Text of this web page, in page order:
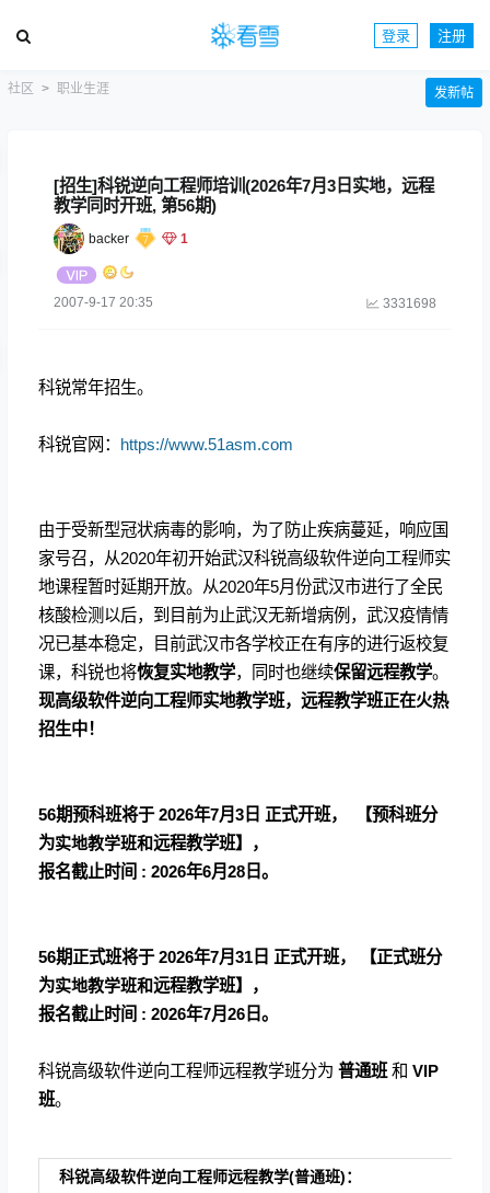
登录 注册
社区 职业生涯 发新帖
[招生]科锐逆向工程师培训(2026年7月3日实地，远程
教学同时开班, 第56期)
backer 1
2007-9-17 20:35 3331698
科锐常年招生。
科锐官网： https://www.51asm.com
由于受新型冠状病毒的影响，为了防止疾病蔓延，响应国
家号召，从2020年初开始武汉科锐高级软件逆向工程师实
地课程暂时延期开放。从2020年5月份武汉市进行了全民
核酸检测以后，到目前为止武汉无新增病例，武汉疫情情
况已基本稳定，目前武汉市各学校正在有序的进行返校复
课，科锐也将恢复实地教学，同时也继续保留远程教学。
现高级软件逆向工程师实地教学班，远程教学班正在火热
招生中！
56期预科班将于2026年7月3日 正式开班， 【预科班分
为实地教学班和远程教学班】，
报名截止时间 : 2026年6月28日。
56期正式班将于2026年7月31日 正式开班， 【正式班分
为实地教学班和远程教学班】，
报名截止时间 : 2026年7月26日。
科锐高级软件逆向工程师远程教学班分为 普通班 和 VIP
班。
科锐高级软件逆向工程师远程教学(普通班)：